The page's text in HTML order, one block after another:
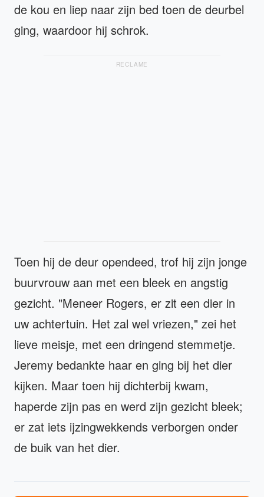
de kou en liep naar zijn bed toen de deurbel
ging, waardoor hij schrok.
RECLAME
Toen hij de deur opendeed, trof hij zijn jonge
buurvrouw aan met een bleek en angstig
gezicht. "Meneer Rogers, er zit een dier in
uw achtertuin. Het zal wel vriezen," zei het
lieve meisje, met een dringend stemmetje.
Jeremy bedankte haar en ging bij het dier
kijken. Maar toen hij dichterbij kwam,
haperde zijn pas en werd zijn gezicht bleek;
er zat iets ijzingwekkends verborgen onder
de buik van het dier.